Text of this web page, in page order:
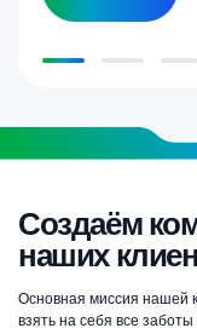
Создаём
наших
Основная миссия нашей
взять на себя все